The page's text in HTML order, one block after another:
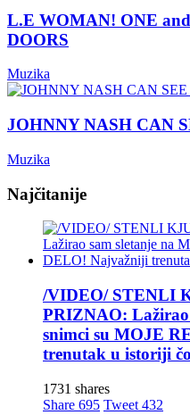
L.E WOMAN! ONE
DOORS
Muzika
JOHNNY NASH CAN
Muzika
Najčitanije
/VIDEO/ STENLI
PRIZNAO: Lažirao
snimci su MOJE
trenutak u istoriji
1731 shares
Share 695 Tweet 432